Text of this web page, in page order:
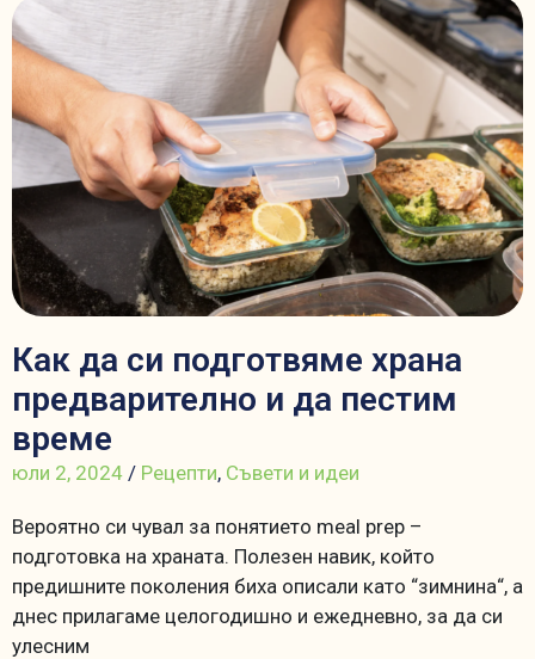
Как да си подготвяме храна
предварително и да пестим
време
юли 2, 2024 / Рецепти, Съвети и идеи
Вероятно си чувал за понятието meal prep –
подготовка на храната. Полезен навик, който
предишните поколения биха описали като “зимнина“, а
днес прилагаме целогодишно и ежедневно, за да си
улесним